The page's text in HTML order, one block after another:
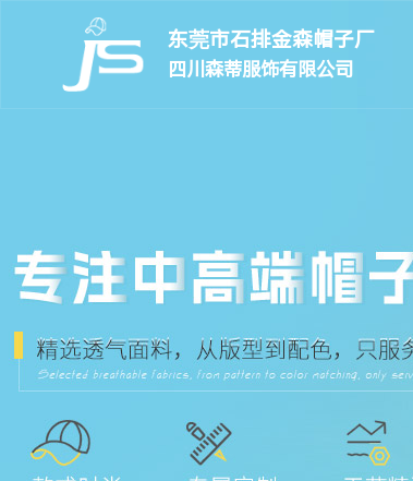
东莞市石排金森帽子厂
四川森蒂服饰有限公司